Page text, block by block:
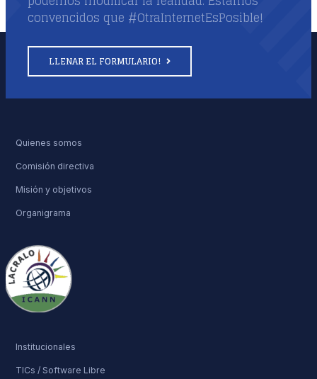
convencidos que #OtraInternetEsPosible!
LLENAR EL FORMULARIO!
Quienes somos
Comisión directiva
Misión y objetivos
Organigrama
Institucionales
TICs / Software Libre